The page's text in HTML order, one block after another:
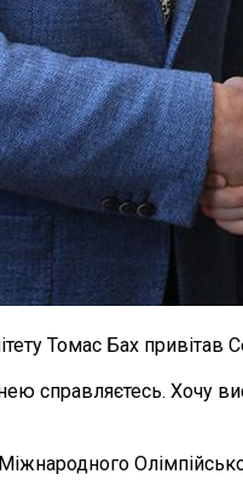
Томас Бах привітав
справляєтесь. Хочу